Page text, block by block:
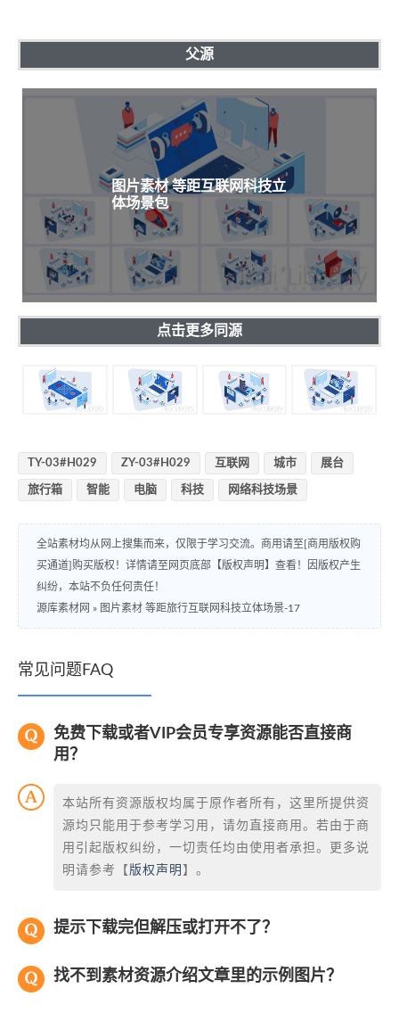
父源
图片素材 等距互联网科技立
体场景包
点击更多同源
TY-03#H029 ZY-03#H029 互联网 城市 展台
旅行箱 智能 电脑 科技 网络科技场景
全站素材均从网上搜集而来，仅限于学习交流。商用请至[商用版权购
买通道]购买版权！详情请至网页底部【版权声明】查看！因版权产生
纠纷，本站不负任何责任！
源库素材网 » 图片素材 等距旅行互联网科技立体场景-17
常见问题FAQ
免费下载或者VIP会员专享资源能否直接商
用？
本站所有资源版权均属于原作者所有，这里所提供资
源均只能用于参考学习用，请勿直接商用。若由于商
用引起版权纠纷，一切责任均由使用者承担。更多说
明请参考【 版权声明 】。
提示下载完但解压或打开不了？
找不到素材资源介绍文章里的示例图片？